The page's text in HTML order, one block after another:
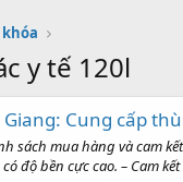
y tế 120l
Giang: Cung cấp
sách mua hàng và cam
độ bền cực cao. – Cam